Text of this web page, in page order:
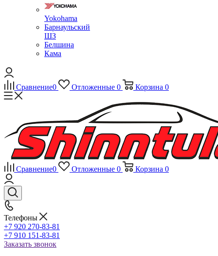
Yokohama
Барнаульский
ШЗ
Белшина
Кама
Сравнение0 Отложенные 0 Корзина 0
Сравнение0 Отложенные 0 Корзина 0
Телефоны
+7 920 270-83-81
+7 910 151-83-81
Заказать звонок